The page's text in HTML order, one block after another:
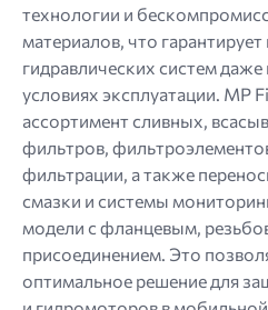
технологии и
материалов, что
гидравлических систем
условиях эксплуатации. MP
ассортимент сливных,
фильтров,
фильтрации, а также
смазки и системы
модели с фланцевым,
присоединением. Это
оптимальное решение для